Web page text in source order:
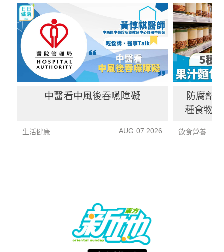
中醫看中風後吞嚥障礙
生活健康 AUG 07 2026
防腐劑
種食物
飲食營養